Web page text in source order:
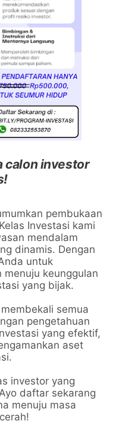
calon investor
pembukaan
Investasi kami
mendalam
dinamis. Dengan
untuk
keunggulan
yang bijak.
semua
pengetahuan
yang efektif,
aset
investor yang
daftar sekarang
menuju masa